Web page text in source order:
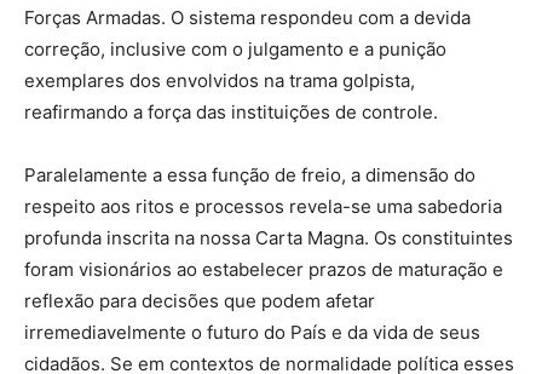
Forças Armadas. O sistema respondeu com a devida
correção, inclusive com o julgamento e a punição
exemplares dos envolvidos na trama golpista,
reafirmando a força das instituições de controle.
Paralelamente a essa função de freio, a dimensão do
respeito aos ritos e processos revela-se uma sabedoria
profunda inscrita na nossa Carta Magna. Os constituintes
foram visionários ao estabelecer prazos de maturação e
reflexão para decisões que podem afetar
irremediavelmente o futuro do País e da vida de seus
cidadãos. Se em contextos de normalidade política esses